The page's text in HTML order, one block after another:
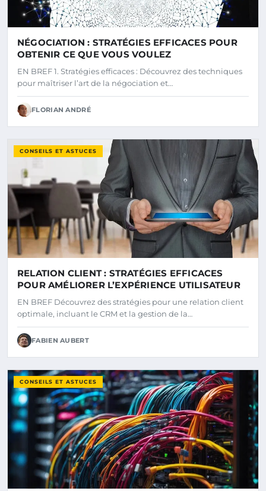
NÉGOCIATION : STRATÉGIES EFFICACES POUR
OBTENIR CE QUE VOUS VOULEZ
EN BREF 1. Stratégies efficaces : Découvrez des techniques
pour maîtriser l’art de la négociation et…
FLORIAN ANDRÉ
CONSEILS ET ASTUCES
RELATION CLIENT : STRATÉGIES EFFICACES
POUR AMÉLIORER L’EXPÉRIENCE UTILISATEUR
EN BREF Découvrez des stratégies pour une relation client
optimale, incluant le CRM et la gestion de la…
FABIEN AUBERT
CONSEILS ET ASTUCES